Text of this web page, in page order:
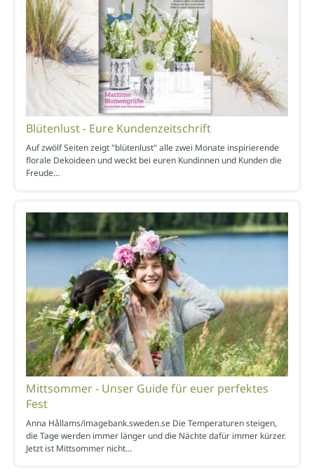
Blütenlust - Eure Kundenzeitschrift
Auf zwölf Seiten zeigt "blütenlust" alle zwei Monate inspirierende
florale Dekoideen und weckt bei euren Kundinnen und Kunden die
Freude…
Mittsommer - Unser Guide für euer perfektes
Fest
Anna Hållams/imagebank.sweden.se Die Temperaturen steigen,
die Tage werden immer länger und die Nächte dafür immer kürzer.
Jetzt ist Mittsommer nicht…